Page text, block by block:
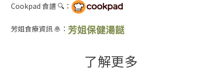
Cookpad 食譜 🔍：
芳姐食療資訊 🧆：
了解更多